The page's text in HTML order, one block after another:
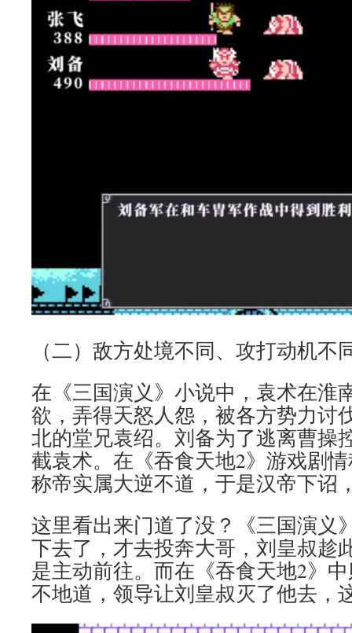
（二）敌方处境不同、攻打动机不
在《三国演义》小说中，袁术在淮
欲，弄得天怒人怨，被各方势力讨
北的堂兄袁绍。刘备为了逃离曹操
截袁术。在《吞食天地2》游戏剧
称帝实属大逆不道，于是汉帝下诏
这里看出来门道了没？《三国演义
下去了，才去投奔大哥，刘皇叔趁
是主动前往。而在《吞食天地2》
不地道，领导让刘皇叔灭了他去，